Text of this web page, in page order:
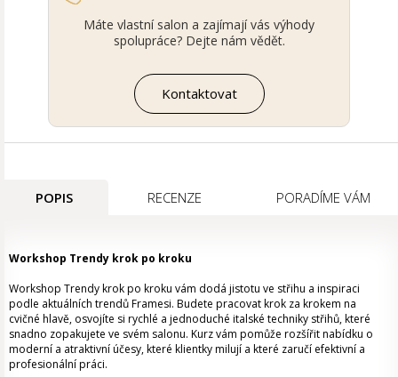
Máte vlastní salon a zajímají vás výhody
spolupráce? Dejte nám vědět.
Kontaktovat
POPIS RECENZE PORADÍME VÁM
Workshop Trendy krok po kroku
Workshop Trendy krok po kroku vám dodá jistotu ve střihu a inspiraci
podle aktuálních trendů Framesi. Budete pracovat krok za krokem na
cvičné hlavě, osvojíte si rychlé a jednoduché italské techniky střihů, které
snadno zopakujete ve svém salonu. Kurz vám pomůže rozšířit nabídku o
moderní a atraktivní účesy, které klientky milují a které zaručí efektivní a
profesionální práci.